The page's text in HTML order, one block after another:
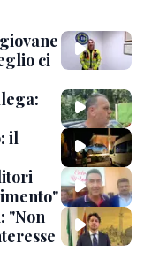
ci
il
"Non